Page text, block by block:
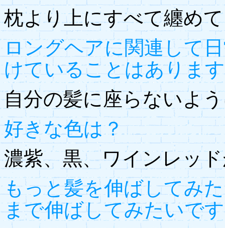
枕より上にすべて纏め
ロングヘアに関連して
けていることはありま
自分の髪に座らないよ
好きな色は？
濃紫、黒、ワインレッ
もっと髪を伸ばしてみ
まで伸ばしてみたいで